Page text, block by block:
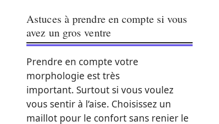
Astuces à prendre en compte si vous
avez un gros ventre
Prendre en compte votre
morphologie est très
important. Surtout si vous voulez
vous sentir à l’aise. Choisissez un
maillot pour le confort sans renier le